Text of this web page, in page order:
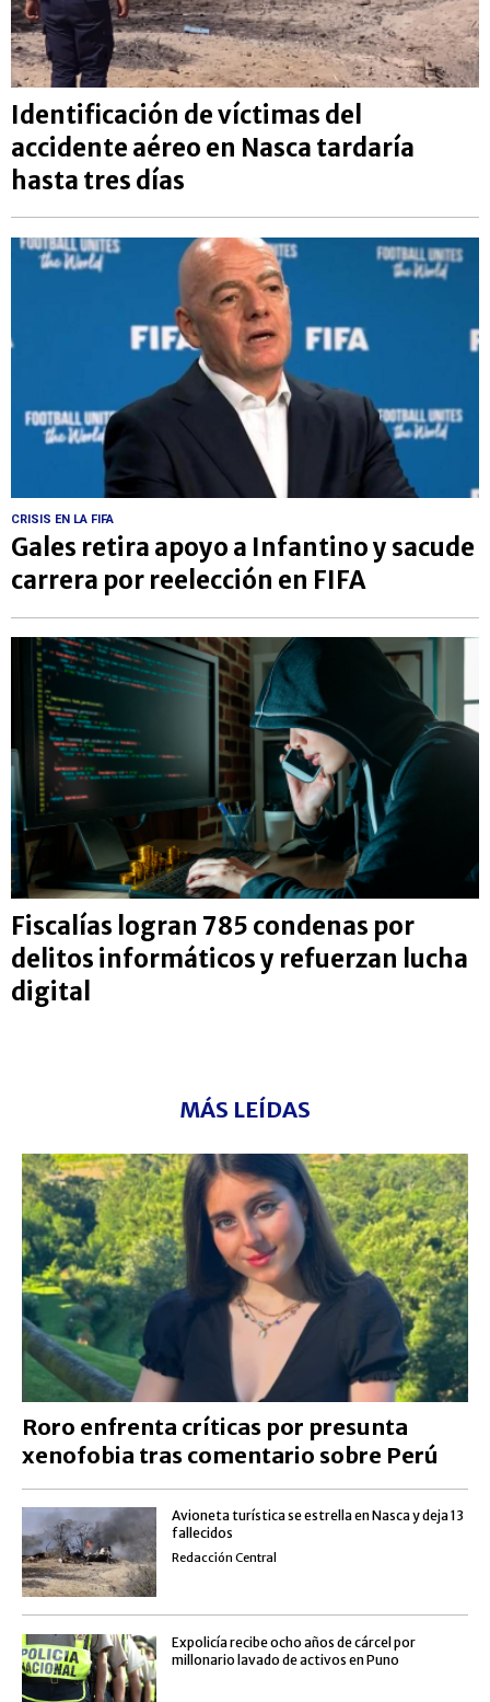
Identificación de víctimas del
accidente aéreo en Nasca tardaría
hasta tres días
CRISIS EN LA FIFA
Gales retira apoyo a Infantino y sacude
carrera por reelección en FIFA
Fiscalías logran 785 condenas por
delitos informáticos y refuerzan lucha
digital
MÁS LEÍDAS
Roro enfrenta críticas por presunta
xenofobia tras comentario sobre Perú
Avioneta turística se estrella en Nasca y deja 13
fallecidos
Redacción Central
Expolicía recibe ocho años de cárcel por
millonario lavado de activos en Puno